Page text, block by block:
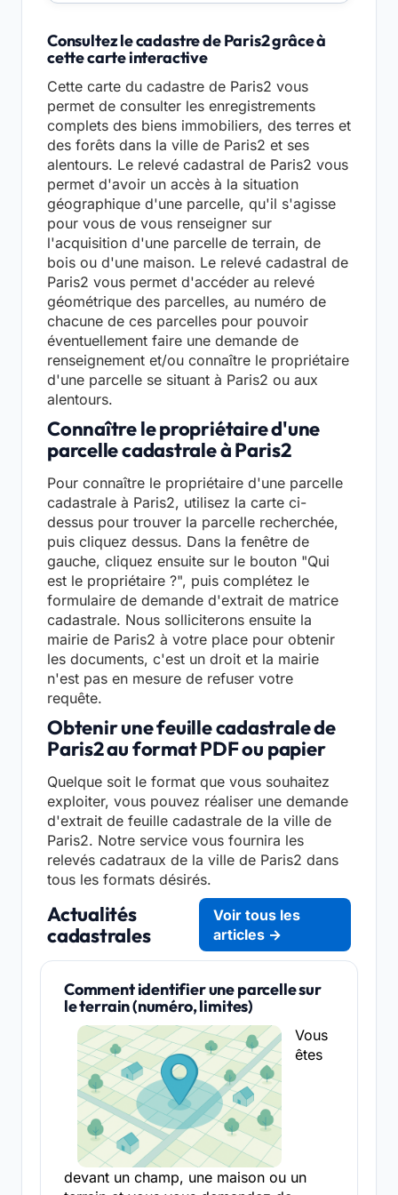
Consultez le cadastre de Paris2 grâce à
cette carte interactive
Cette carte du cadastre de Paris2 vous
permet de consulter les enregistrements
complets des biens immobiliers, des terres et
des forêts dans la ville de Paris2 et ses
alentours. Le relevé cadastral de Paris2 vous
permet d'avoir un accès à la situation
géographique d'une parcelle, qu'il s'agisse
pour vous de vous renseigner sur
l'acquisition d'une parcelle de terrain, de
bois ou d'une maison. Le relevé cadastral de
Paris2 vous permet d'accéder au relevé
géométrique des parcelles, au numéro de
chacune de ces parcelles pour pouvoir
éventuellement faire une demande de
renseignement et/ou connaître le propriétaire
d'une parcelle se situant à Paris2 ou aux
alentours.
Connaître le propriétaire d'une
parcelle cadastrale à Paris2
Pour connaître le propriétaire d'une parcelle
cadastrale à Paris2, utilisez la carte ci-
dessus pour trouver la parcelle recherchée,
puis cliquez dessus. Dans la fenêtre de
gauche, cliquez ensuite sur le bouton "Qui
est le propriétaire ?", puis complétez le
formulaire de demande d'extrait de matrice
cadastrale. Nous solliciterons ensuite la
mairie de Paris2 à votre place pour obtenir
les documents, c'est un droit et la mairie
n'est pas en mesure de refuser votre
requête.
Obtenir une feuille cadastrale de
Paris2 au format PDF ou papier
Quelque soit le format que vous souhaitez
exploiter, vous pouvez réaliser une demande
d'extrait de feuille cadastrale de la ville de
Paris2. Notre service vous fournira les
relevés cadatraux de la ville de Paris2 dans
tous les formats désirés.
Actualités
cadastrales
Voir tous les
articles →
Comment identifier une parcelle sur
le terrain (numéro, limites)
Vous
êtes
devant un champ, une maison ou un